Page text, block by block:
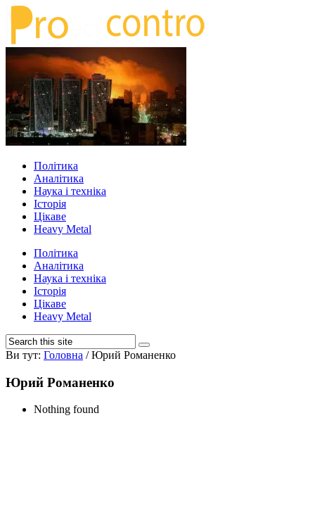
Політика
Аналітика
Наука і техніка
Історія
Цікаве
Heavy Metal
Політика
Аналітика
Наука і техніка
Історія
Цікаве
Heavy Metal
Ви тут: Головна /Юрий Романенко
Юрий Романенко
Nothing found